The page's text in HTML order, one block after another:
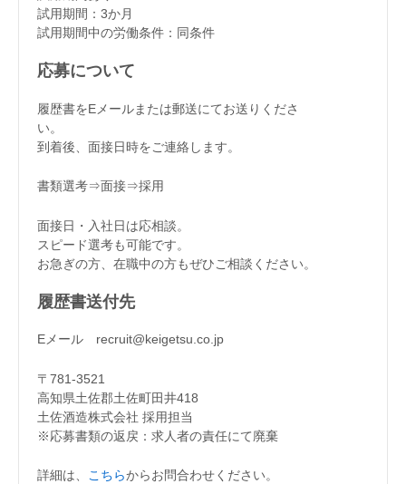
試用期間：3か月
試用期間中の労働条件：同条件
応募について
履歴書をEメールまたは郵送にてお送りくださ
い。
到着後、面接日時をご連絡します。
書類選考⇒面接⇒採用
面接日・入社日は応相談。
スピード選考も可能です。
お急ぎの方、在職中の方もぜひご相談ください。
履歴書送付先
Eメール recruit@keigetsu.co.jp
〒781-3521
高知県土佐郡土佐町田井418
土佐酒造株式会社 採用担当
※応募書類の返戻：求人者の責任にて廃棄
詳細は、 こちらからお問合わせください。